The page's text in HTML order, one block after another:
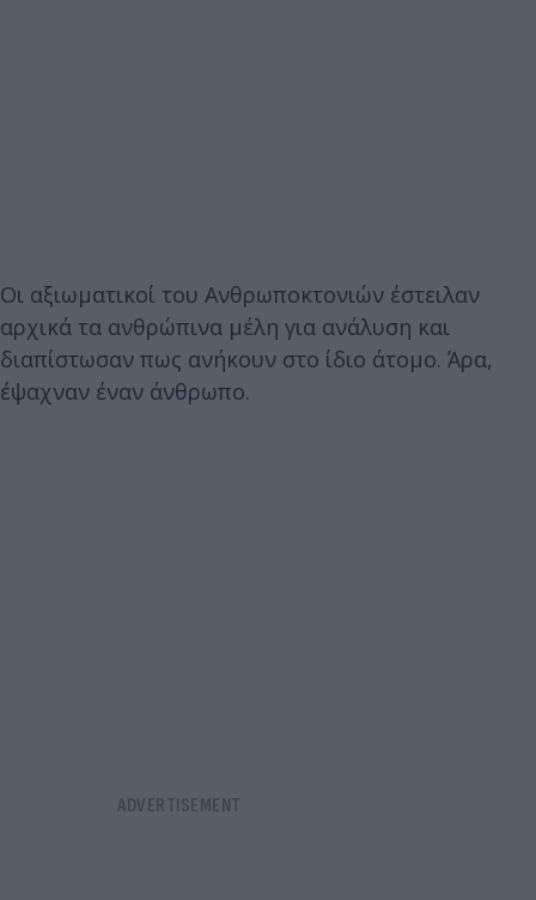
Οι αξιωματικοί του Ανθρωποκτονιών έστειλαν
αρχικά τα ανθρώπινα μέλη για ανάλυση και
διαπίστωσαν πως ανήκουν στο ίδιο άτομο. Άρα,
έψαχναν έναν άνθρωπο.